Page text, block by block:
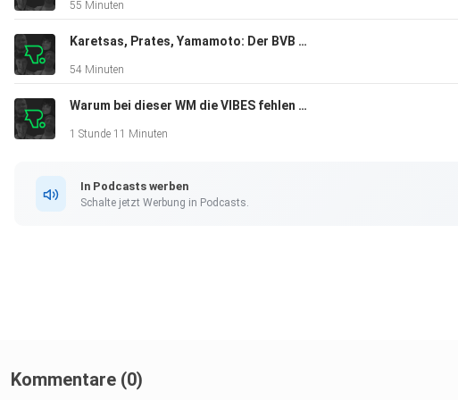
55 Minuten
Karetsas, Prates, Yamamoto: Der BVB zaubert endlich wieder auf dem Transfermarkt
54 Minuten
Warum bei dieser WM die VIBES fehlen (und Klopp jetzt Bundestrainer ist)
1 Stunde 11 Minuten
In Podcasts werben
Schalte jetzt Werbung in Podcasts.
Kommentare (0)